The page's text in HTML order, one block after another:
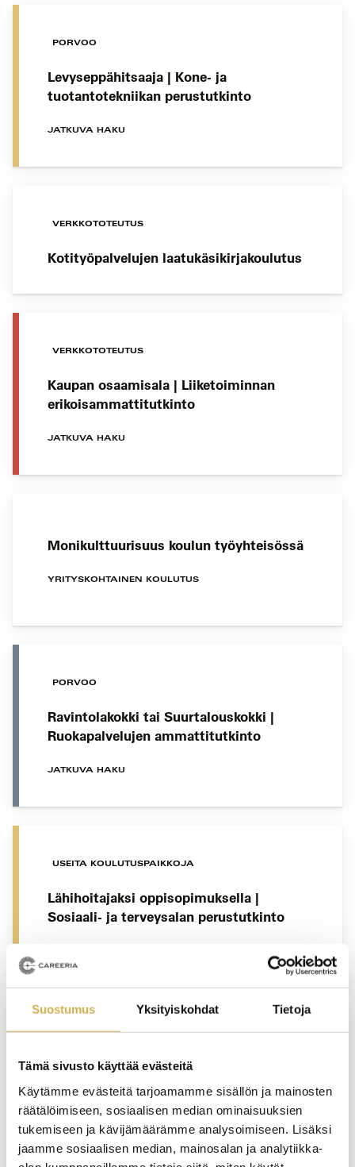
Suostumus Yksityiskohdat Tietoja
Tämä sivusto käyttää evästeitä
Käytämme evästeitä tarjoamamme sisällön ja mainosten
räätälöimiseen, sosiaalisen median ominaisuuksien
tukemiseen ja kävijämäärämme analysoimiseen. Lisäksi
jaamme sosiaalisen median, mainosalan ja analytiikka-
PORVOO
Levyseppähitsaaja | Kone- ja
tuotantotekniikan perustutkinto
JATKUVA HAKU
VERKKOTOTEUTUS
Kotityöpalvelujen laatukäsikirjakoulutus
VERKKOTOTEUTUS
Kaupan osaamisala | Liiketoiminnan
erikoisammattitutkinto
JATKUVA HAKU
Monikulttuurisuus koulun työyhteisössä
YRITYSKOHTAINEN KOULUTUS
PORVOO
Ravintolakokki tai Suurtalouskokki |
Ruokapalvelujen ammattitutkinto
JATKUVA HAKU
USEITA KOULUTUSPAIKKOJA
Lähihoitajaksi oppisopimuksella |
Sosiaali- ja terveysalan perustutkinto
Jäikö puhtaus- ja kiinteistöpalvelualan
perustutkinnon opinnot kesken? |
Puhtaus- ja kiinteistöpalvelualan
perustutkinto